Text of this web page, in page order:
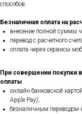
способов.
Безналичная оплата на
внесение полной суммы
перевод с расчетного
оплата через сервисы
При совершении покупки
оплаты
онлайн банковской
Apple Pay);
безналичным переводом